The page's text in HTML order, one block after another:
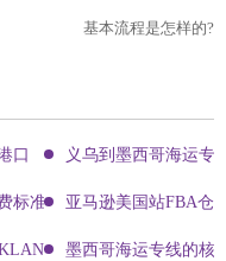
基本流程是怎样的?
口 义乌到墨西哥海运专
标准!四大国际快递的尺寸重
亚马逊美国站FBA仓
墨西哥海运专线的核